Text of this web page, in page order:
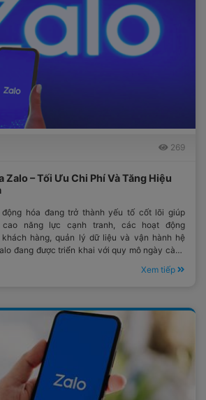
269
Zalo – Tối Ưu Chi Phí Và Tăng Hiệu
hóa đang trở thành yếu tố cốt lõi giúp
cao năng lực cạnh tranh, các hoạt động
khách hàng, quản lý dữ liệu và vận hành hệ
đang được triển khai với quy mô ngày càng
Xem tiếp